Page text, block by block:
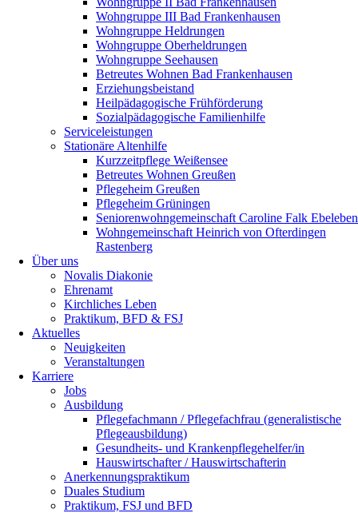
Wohngruppe III Bad Frankenhausen
Wohngruppe Heldrungen
Wohngruppe Oberheldrungen
Wohngruppe Seehausen
Betreutes Wohnen Bad Frankenhausen
Erziehungsbeistand
Heilpädagogische Frühförderung
Sozialpädagogische Familienhilfe
Serviceleistungen
Stationäre Altenhilfe
Kurzzeitpflege Weißensee
Betreutes Wohnen Greußen
Pflegeheim Greußen
Pflegeheim Grüningen
Seniorenwohngemeinschaft Caroline Falk Ebeleben
Wohngemeinschaft Heinrich von Ofterdingen
Rastenberg
Über uns
Novalis Diakonie
Ehrenamt
Kirchliches Leben
Praktikum, BFD & FSJ
Aktuelles
Neuigkeiten
Veranstaltungen
Karriere
Jobs
Ausbildung
Pflegefachmann / Pflegefachfrau (generalistische
Pflegeausbildung)
Gesundheits- und Krankenpflegehelfer/in
Hauswirtschafter / Hauswirtschafterin
Anerkennungspraktikum
Duales Studium
Praktikum, FSJ und BFD